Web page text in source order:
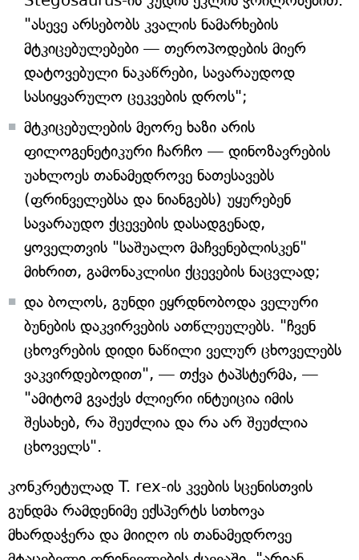
"ასევე არსებობს კვალის ნამარხების
მტკიცებულებები — თეროპოდების მიერ
დატოვებული ნაკაწრები, სავარაუდოდ
სასიყვარულო ცეკვების დროს";
მტკიცებულების მეორე ხაზი არის
ფილოგენეტიკური ჩარჩო — დინოზავრების
უახლოეს თანამედროვე ნათესავებს
(ფრინველებსა და ნიანგებს) უყურებენ
სავარაუდო ქცევების დასადგენად,
ყოველთვის "საშუალო მაჩვენებლისკენ"
მიხრით, გამონაკლისი ქცევების ნაცვლად;
და ბოლოს, გუნდი ეყრდნობოდა ველური
ბუნების დაკვირვების ათწლეულებს. "ჩვენ
ცხოვრების დიდი ნაწილი ველურ ცხოველებს
ვაკვირდებოდით", — თქვა ტაპსტერმა, —
"ამიტომ გვაქვს ძლიერი ინტუიცია იმის
შესახებ, რა შეუძლია და რა არ შეუძლია
ცხოველს".
კონკრეტულად T. rex-ის კვების სცენისთვის
გუნდმა რამდენიმე ექსპერტს სთხოვა
მხარდაჭერა და მიიღო ის თანამედროვე